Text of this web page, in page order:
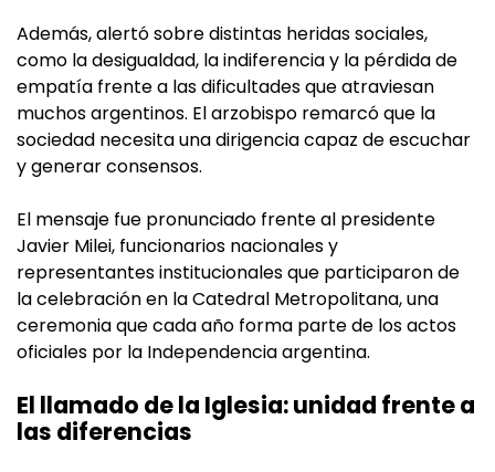
Además, alertó sobre distintas heridas sociales,
como la desigualdad, la indiferencia y la pérdida de
empatía frente a las dificultades que atraviesan
muchos argentinos. El arzobispo remarcó que la
sociedad necesita una dirigencia capaz de escuchar
y generar consensos.
El mensaje fue pronunciado frente al presidente
Javier Milei, funcionarios nacionales y
representantes institucionales que participaron de
la celebración en la Catedral Metropolitana, una
ceremonia que cada año forma parte de los actos
oficiales por la Independencia argentina.
El llamado de la Iglesia: unidad frente a
las diferencias